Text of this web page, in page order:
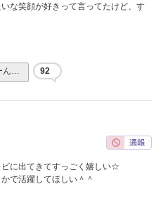
な笑顔が好きって言ってたけど、す
ん… 92
に出てきてすっごく嬉しい☆
で活躍してほしい＾＾